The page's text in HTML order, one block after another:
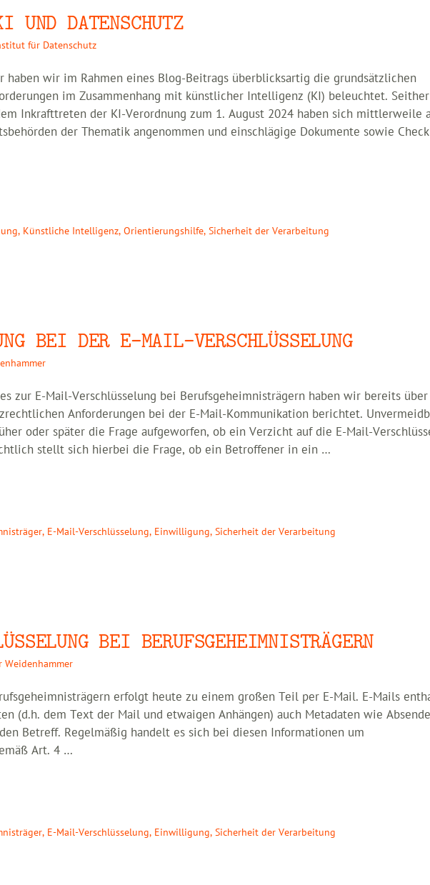
UND DATENSCHUTZ
für Datenschutz
haben wir im Rahmen eines Blog-Beitrags überblicksartig die grundsätzlichen
im Zusammenhang mit künstlicher Intelligenz (KI) beleuchtet.
Inkrafttreten der KI-Verordnung zum 1. August 2024 haben sich mittlerweile
der Thematik angenommen und einschlägige Dokumente sowie
, Künstliche Intelligenz,Orientierungshilfe,Sicherheit der Verarbeitung
BEI DER E-MAIL-VERSCHLÜSSELUNG
zur E-Mail-Verschlüsselung bei Berufsgeheimnisträgern haben wir bereits
Anforderungen bei der E-Mail-Kommunikation berichtet.
oder später die Frage aufgeworfen, ob ein Verzicht auf die E-Mail-
stellt sich hierbei die Frage, ob ein Betroffener in ein …
, E-Mail-Verschlüsselung, Einwilligung,Sicherheit der Verarbeitung
BEI BERUFSGEHEIMNISTRÄGERN
Weidenhammer
erfolgt heute zu einem großen Teil per E-Mail. E-Mails
(d.h. dem Text der Mail und etwaigen Anhängen) auch Metadaten wie
Betreff. Regelmäßig handelt es sich bei diesen Informationen um
Art. 4 …
, E-Mail-Verschlüsselung, Einwilligung,Sicherheit der Verarbeitung